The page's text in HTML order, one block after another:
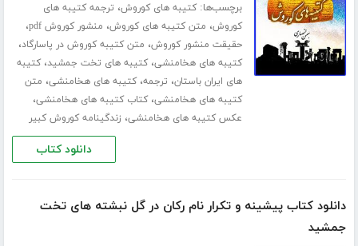
برچسب‌ها:کتیبه های کوروش، ترجمه کتیبه های
کوروش، متن کتیبه های کوروش، منشور کوروش pdf ،
حقیقت منشور کوروش، متن کتیبه کوروش در پاسارگاد،
کتیبه های هخامنشی،کتیبه های تخت جمشید،کتیبه
های ایران باستان، ترجمه،کتیبه های هخامنشی، متن
کتیبه های هخامنشی،کتاب کتیبه های هخامنشی،
عکس کتیبه های هخامنشی، زندگینامه کوروش کبیر
دانلود کتاب
دانلود کتاب پیشینه و تکرار نام رکان در گل نبشته های تخت
جمشید